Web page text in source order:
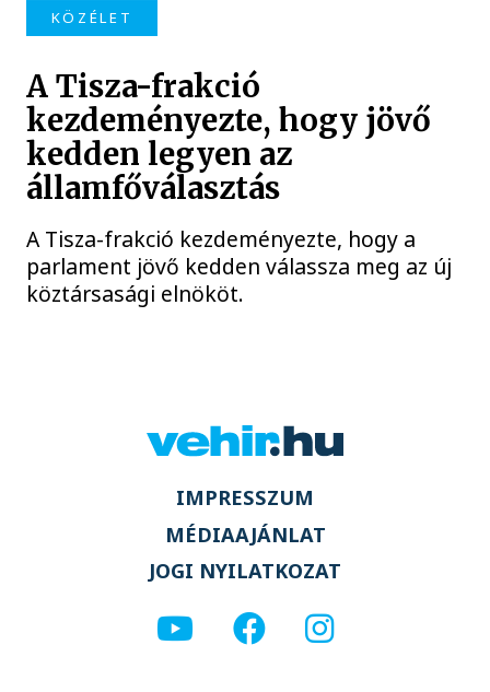
KÖZÉLET
A Tisza-frakció
kezdeményezte, hogy jövő
kedden legyen az
államfőválasztás
A Tisza-frakció kezdeményezte, hogy a
parlament jövő kedden válassza meg az új
köztársasági elnököt.
IMPRESSZUM
MÉDIAAJÁNLAT
JOGI NYILATKOZAT